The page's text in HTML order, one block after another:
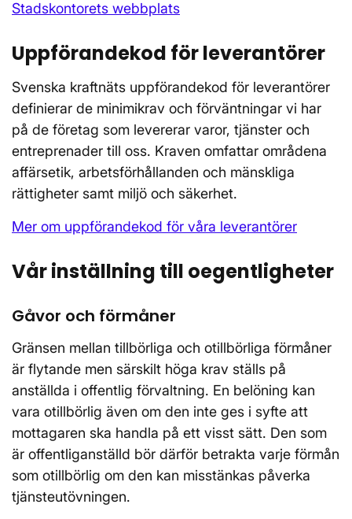
Stadskontorets webbplats
Uppförandekod för leverantörer
Svenska kraftnäts uppförandekod för leverantörer
definierar de minimikrav och förväntningar vi har
på de företag som levererar varor, tjänster och
entreprenader till oss. Kraven omfattar områdena
affärsetik, arbetsförhållanden och mänskliga
rättigheter samt miljö och säkerhet.
Mer om uppförandekod för våra leverantörer
Vår inställning till oegentligheter
Gåvor och förmåner
Gränsen mellan tillbörliga och otillbörliga förmåner
är flytande men särskilt höga krav ställs på
anställda i offentlig förvaltning. En belöning kan
vara otillbörlig även om den inte ges i syfte att
mottagaren ska handla på ett visst sätt. Den som
är offentliganställd bör därför betrakta varje förmån
som otillbörlig om den kan misstänkas påverka
tjänsteutövningen.